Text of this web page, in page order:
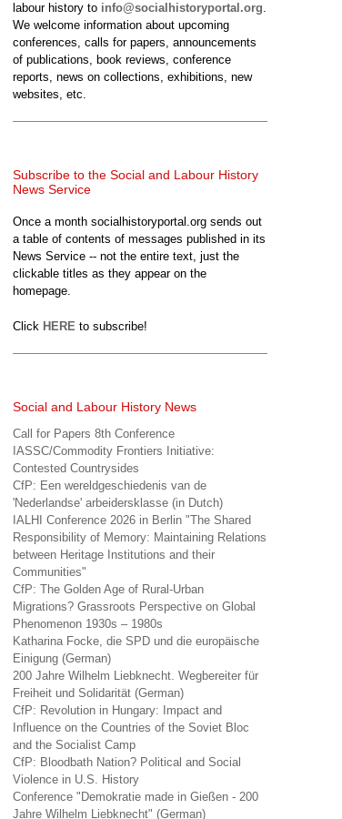
labour history to info@socialhistoryportal.org.
We welcome information about upcoming
conferences, calls for papers, announcements
of publications, book reviews, conference
reports, news on collections, exhibitions, new
websites, etc.
Subscribe to the Social and Labour History
News Service
Once a month socialhistoryportal.org sends out
a table of contents of messages published in its
News Service -- not the entire text, just the
clickable titles as they appear on the
homepage.
Click HERE to subscribe!
Social and Labour History News
Call for Papers 8th Conference
IASSC/Commodity Frontiers Initiative:
Contested Countrysides
CfP: Een wereldgeschiedenis van de
'Nederlandse' arbeidersklasse (in Dutch)
IALHI Conference 2026 in Berlin "The Shared
Responsibility of Memory: Maintaining Relations
between Heritage Institutions and their
Communities"
CfP: The Golden Age of Rural-Urban
Migrations? Grassroots Perspective on Global
Phenomenon 1930s – 1980s
Katharina Focke, die SPD und die europäische
Einigung (German)
200 Jahre Wilhelm Liebknecht. Wegbereiter für
Freiheit und Solidarität (German)
CfP: Revolution in Hungary: Impact and
Influence on the Countries of the Soviet Bloc
and the Socialist Camp
CfP: Bloodbath Nation? Political and Social
Violence in U.S. History
Conference "Demokratie made in Gießen - 200
Jahre Wilhelm Liebknecht" (German)